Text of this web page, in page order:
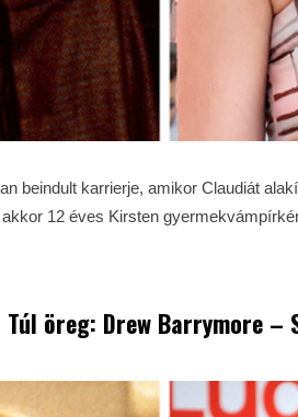
beindult karrierje, amikor Claudiát
12 éves Kirsten
Túl öreg: Drew Barrymore –